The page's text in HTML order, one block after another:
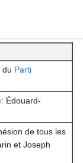
du Parti
: Édouard-
de tous les
et Joseph